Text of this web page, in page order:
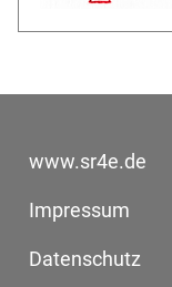
www.sr4e.de
Impressum
Datenschutz